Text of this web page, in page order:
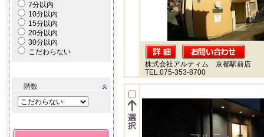
7分以内
10分以内
15分以内
20分以内
30分以内
こだわらない
階数
株式会社アルティム 京都駅前店
TEL.075-353-8700